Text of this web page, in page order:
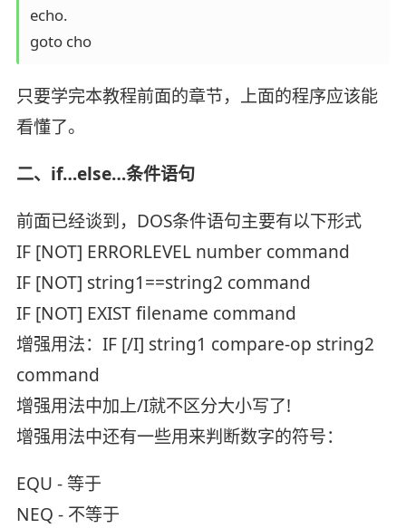
echo.
goto cho
只要学完本教程前面的章节，上面的程序应该能
看懂了。
二、if…else…条件语句
前面已经谈到，DOS条件语句主要有以下形式
IF [NOT] ERRORLEVEL number command
IF [NOT] string1==string2 command
IF [NOT] EXIST filename command
增强用法：IF [/I] string1 compare-op string2
command
增强用法中加上/I就不区分大小写了!
增强用法中还有一些用来判断数字的符号：
EQU - 等于
NEQ - 不等于